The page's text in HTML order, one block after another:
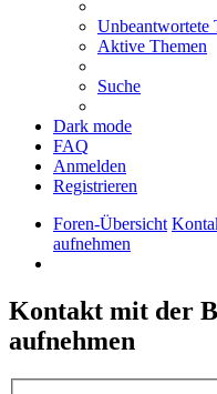
Unbeantwortete
Aktive Themen
Suche
Dark mode
FAQ
Anmelden
Registrieren
Foren-Übersicht
aufnehmen
Kontakt mit der
aufnehmen